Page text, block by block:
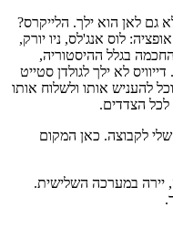
גם לאן הוא ילך. הלייקרס?
לוס אנג'לס, ניו יורק,
בגלל ההיסטוריה,
לא ילך לגולדן סטייט
להעניש אותו ולשלוח אותו
הצדדים.
לקבוצה. כאן המקום
במערכה השלישית.